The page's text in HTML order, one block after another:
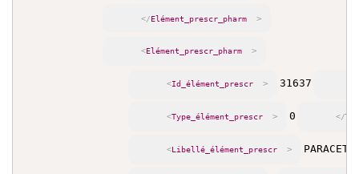
</Elément_prescr_pharm >
<Elément_prescr_pharm >
<Id_élément_prescr > 31637
<Type_élément_prescr > 0 </
<Libellé_élément_prescr >